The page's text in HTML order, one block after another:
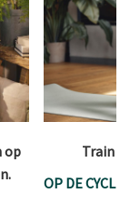
op
Train
OP DE